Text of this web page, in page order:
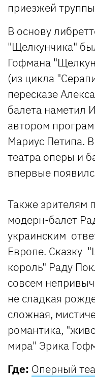
приезжей
В основу
"Щелкунчика"
Гофмана
(из цикла
пересказе
балета наметил
автором
Мариус Петипа.
театра оперы и
впервые
Также зрителям
модерн-балет
украинским
Европе. Сказку
король" Раду
совсем
не сладкая
сложная,
романтика,
мира" Эрика
Где: Оперный